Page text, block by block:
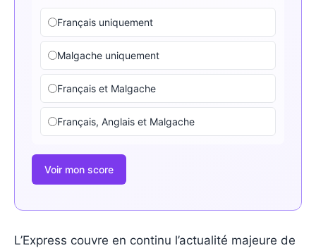
Français uniquement
Malgache uniquement
Français et Malgache
Français, Anglais et Malgache
Voir mon score
L’Express couvre en continu l’actualité majeure de